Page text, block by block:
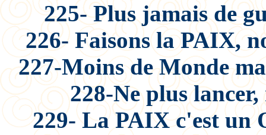
225- Plus jamais de
226- Faisons la PAIX,
227-Moins de Monde
228-Ne plus
229- La PAIX c'est un